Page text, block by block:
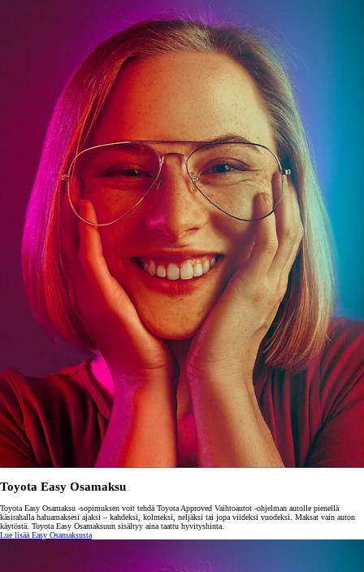
Toyota Easy Osamaksu
Toyota Easy Osamaksu -sopimuksen voit tehdä Toyota Approved Vaihtoautot -ohjelman autolle pienellä
käsirahalla haluamaksesi ajaksi – kahdeksi, kolmeksi, neljäksi tai jopa viideksi vuodeksi. Maksat vain auton
käytöstä. Toyota Easy Osamaksuun sisältyy aina taattu hyvityshinta.
Lue lisää Easy Osamaksusta